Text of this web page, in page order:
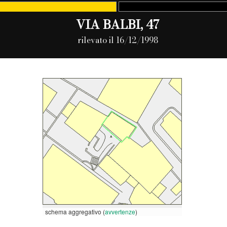
VIA BALBI, 47
rilevato il 16/12/1998
schema aggregativo (avvertenze)